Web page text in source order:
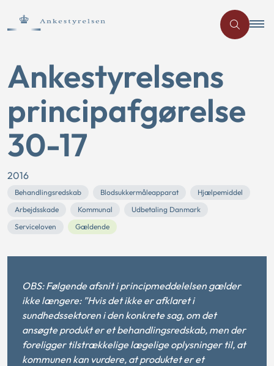
Ankestyrelsens
principafgørelse
30-17
2016
Behandlingsredskab Blodsukkermåleapparat
Hjælpemiddel
Arbejdsskade
Kommunal
Udbetaling Danmark
Serviceloven
Gældende
OBS: Følgende afsnit i principmeddelelsen gælder
ikke længere: ”Hvis det ikke er afklaret i
sundhedssektoren i den konkrete sag, om det
ansøgte produkt er et behandlingsredskab, men der
foreligger tilstrækkelige lægelige oplysninger til, at
kommunen kan vurdere, at produktet er et